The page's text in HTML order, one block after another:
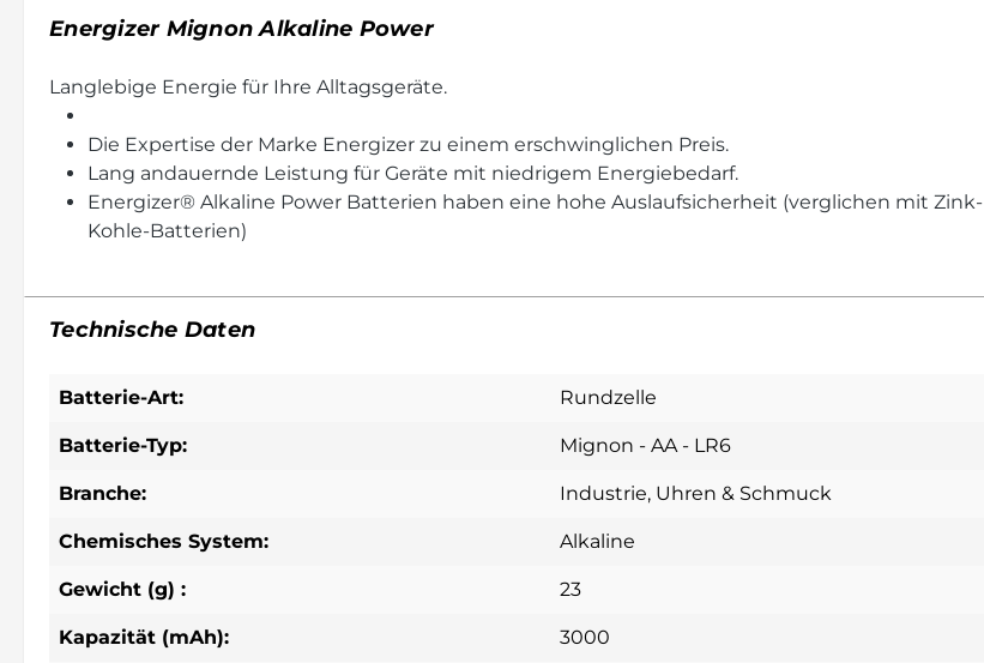
Energizer Mignon Alkaline Power
Langlebige Energie für Ihre Alltagsgeräte.
Die Expertise der Marke Energizer zu einem erschwinglichen Preis.
Lang andauernde Leistung für Geräte mit niedrigem Energiebedarf.
Energizer® Alkaline Power Batterien haben eine hohe Auslaufsicherheit (verglichen mit Zink-
Kohle-Batterien)
Technische Daten
Batterie-Art: Rundzelle
Batterie-Typ: Mignon - AA - LR6
Branche: Industrie, Uhren & Schmuck
Chemisches System: Alkaline
Gewicht (g) : 23
Kapazität (mAh): 3000